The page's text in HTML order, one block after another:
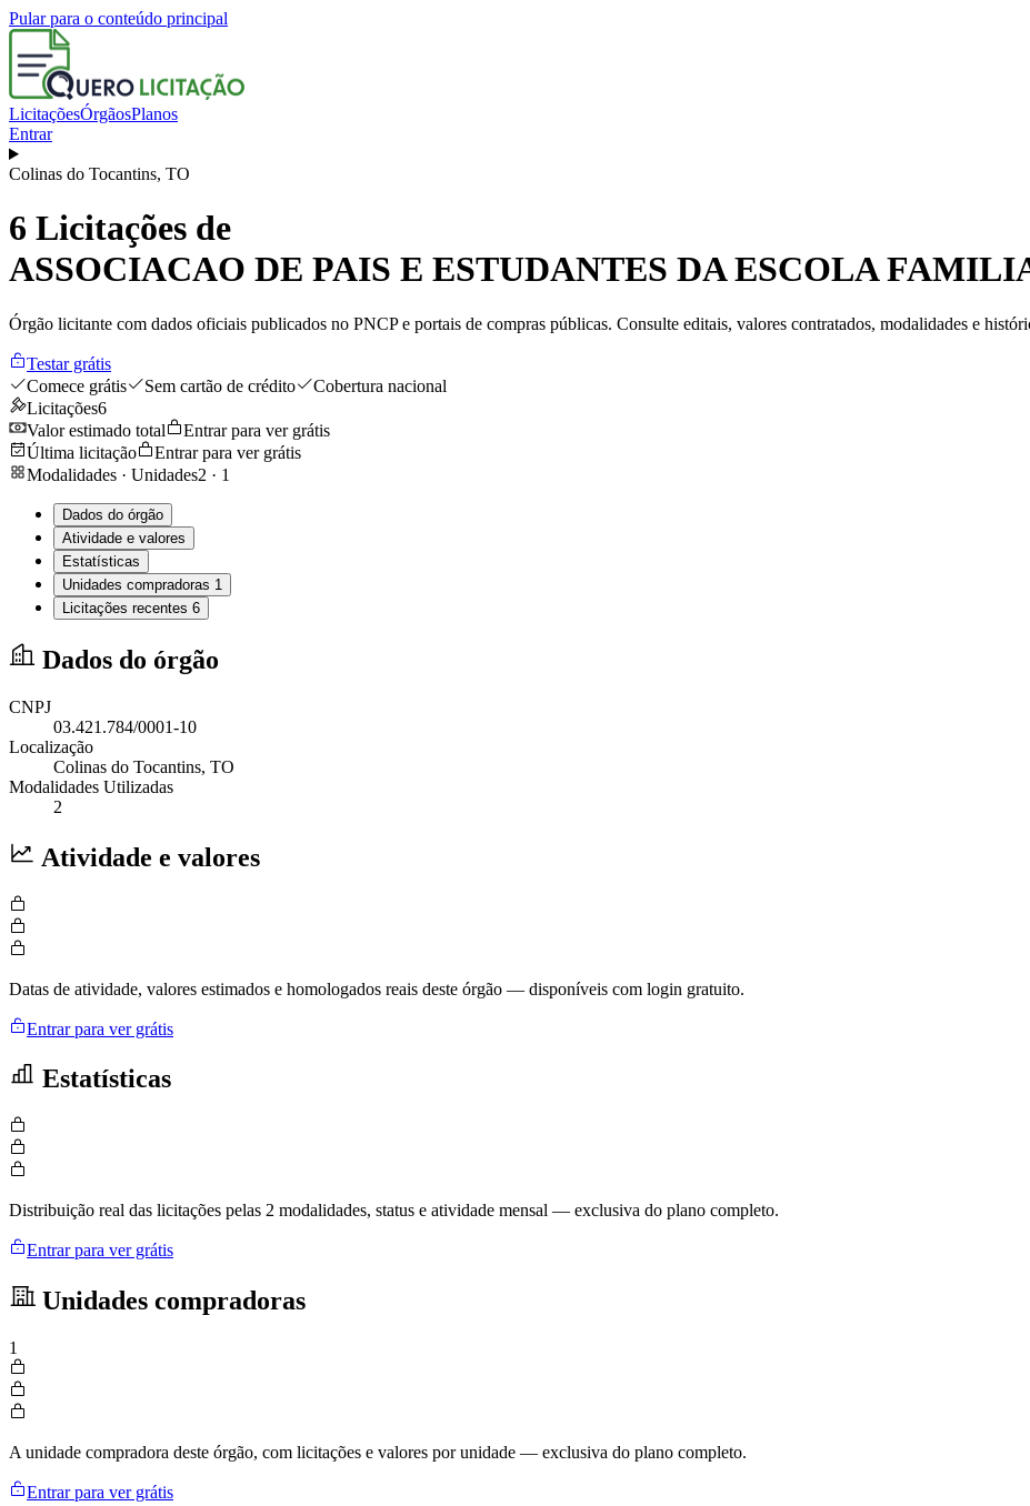
Pular para o conteúdo principal
LicitaçõesÓrgãosPlanos
Entrar
Colinas do Tocantins, TO
6 Licitações de
ASSOCIACAO DE PAIS E ESTUDANTES DA ESCOLA
Órgão licitante com dados oficiais publicados no PNCP e portais de compras públicas. Consulte editais, valores contratados, modalidades e
Testar grátis
Comece grátis
Sem cartão de crédito
Cobertura nacional
Licitações6
Valor estimado total
Entrar para ver grátis
Última licitação
Entrar para ver grátis
Modalidades · Unidades2 · 1
Dados do órgão
Atividade e valores
Estatísticas
Unidades compradoras 1
Licitações recentes 6
Dados do órgão
CNPJ
03.421.784/0001-10
Localização
Colinas do Tocantins, TO
Modalidades Utilizadas
2
Atividade e valores
Datas de atividade, valores estimados e homologados reais deste órgão — disponíveis com login gratuito.
Entrar para ver grátis
Estatísticas
Distribuição real das licitações pelas 2 modalidades, status e atividade mensal — exclusiva do plano completo.
Entrar para ver grátis
Unidades compradoras
1
A unidade compradora deste órgão, com licitações e valores por unidade — exclusiva do plano completo.
Entrar para ver grátis